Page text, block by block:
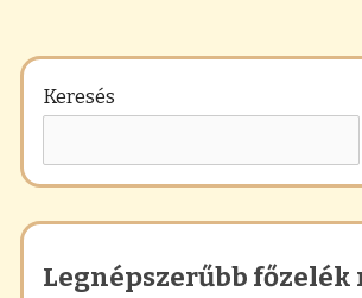
Keresés
Legnépszerűbb főzelék